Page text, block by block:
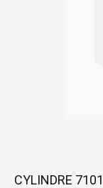
Skip
CYLINDRE